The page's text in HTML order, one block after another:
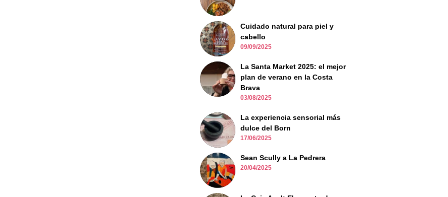
Cuidado natural para piel y
cabello
09/09/2025
La Santa Market 2025: el mejor
plan de verano en la Costa
Brava
03/08/2025
La experiencia sensorial más
dulce del Born
17/06/2025
Sean Scully a La Pedrera
20/04/2025